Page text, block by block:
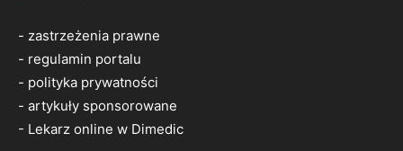
- zastrzeżenia prawne
- regulamin portalu
- polityka prywatności
- artykuły sponsorowane
- Lekarz online w Dimedic